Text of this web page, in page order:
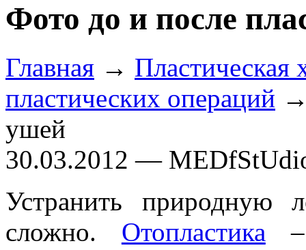
Фото до и после
Главная → Пластическая
пластических операций
ушей
30.03.2012 —
Устранить природную
сложно. Отопластика –